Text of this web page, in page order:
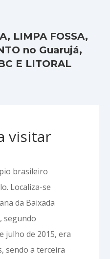
LIMPA FOSSA,
no Guarujá,
E LITORAL
visitar
brasileiro
Localiza-se
da Baixada
segundo
julho de 2015, era
sendo a terceira